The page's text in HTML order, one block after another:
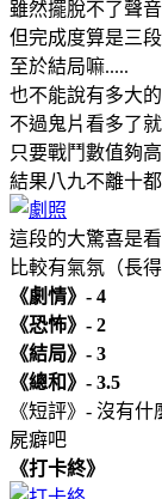
雖然擺脫不了聲
但完成度算是三
至於結局嘛.....
也不能說有多大
不過鬼片看多了
只要戰鬥數值夠高
結果八九不離十
這段的大驚喜是
比較有氣氛（長
《劇情》- 4
《恐怖》- 2
《結局》- 3
《總和》- 3.5
《短評》- 沒有
屍癖吧
《打卡終》